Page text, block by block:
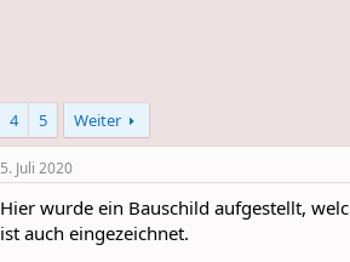
4 5 Weiter
5. Juli 2020
Hier wurde ein Bauschild aufgestellt,
ist auch eingezeichnet.